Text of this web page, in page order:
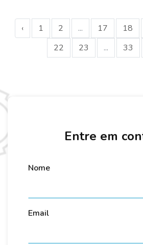
‹ 1 2 ... 17 18
22
23 ... 33
Entre em
Nome
Email